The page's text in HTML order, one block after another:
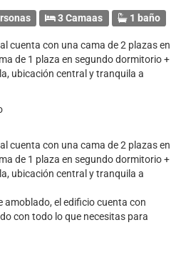
3 Camaas 1 baño
cuenta con una cama de 2 plazas en
de 1 plaza en segundo dormitorio +
ubicación central y tranquila a
cuenta con una cama de 2 plazas en
de 1 plaza en segundo dormitorio +
ubicación central y tranquila a
el edificio cuenta con
con todo lo que necesitas para